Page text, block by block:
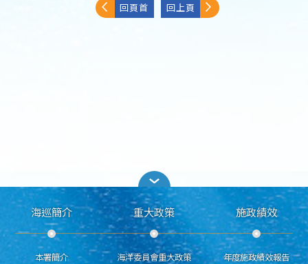
回頁首 回上頁
海巡簡介
本署簡介
重大政策
海洋委員會重大政策
施政績效
年度施政績效報告